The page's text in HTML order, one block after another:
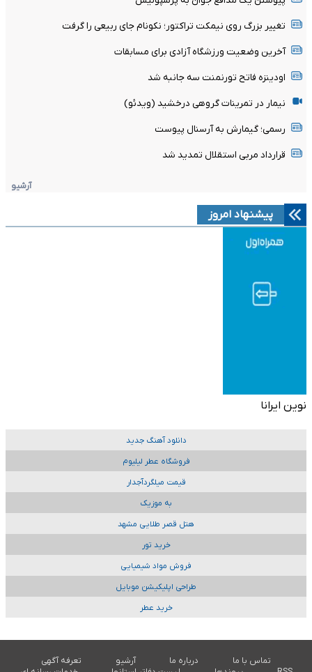
تغییر بزرگ روی نیمکت تراکتور؛ نکونام جای ربیعی را گرفت
آخرین وضعیت ورزشگاه آزادی برای مسابقات
اودینزه فاتح تورنمنت سه جانبه شد
نیمار در تمرینات گروهی درخشید (ویدئو)
رسمی؛ گیمارش به آرسنال پیوست
قرارداد مربی استقلال تمدید شد
آرشیو
پیشنهاد امروز
نوین ایرانا
دانلود آهنگ جدید
فروشگاه عطر لیلیوم
قیمت میلگردآجدار
به موزیک
هتل قصر طلایی مشهد
خرید تور
فروش مواد شیمیایی
طراحی اپلیکیشن موبایل
خرید عطر
تماس با ما درباره ما آرشیو
تعرفه آگهی